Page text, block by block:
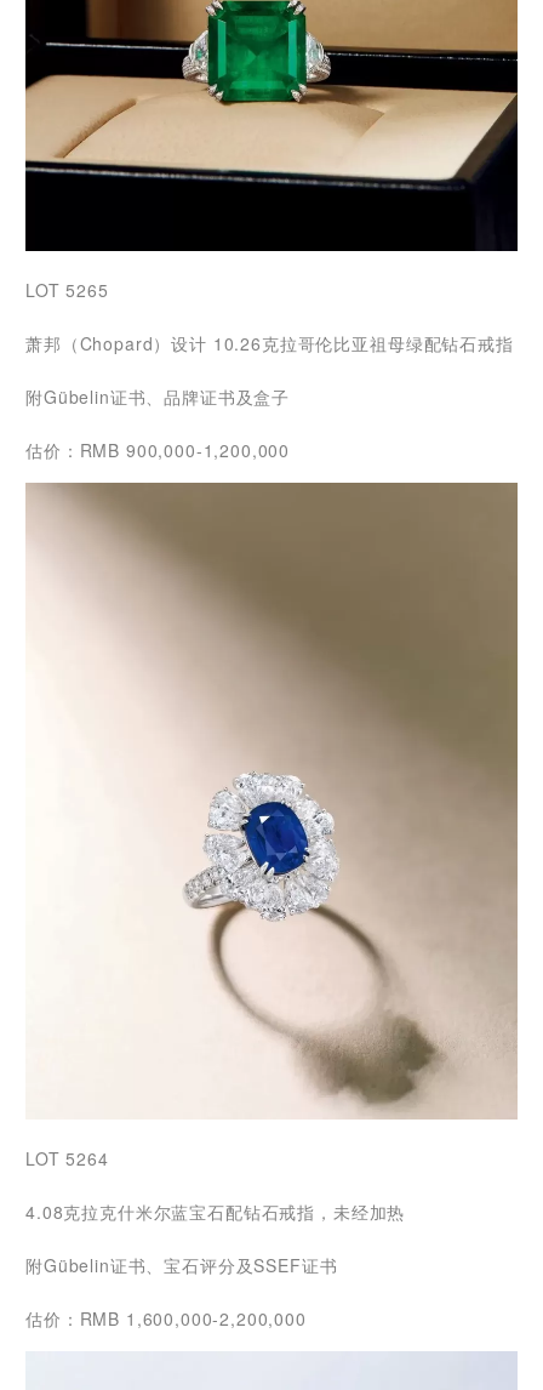
LOT 5265
萧邦（Chopard）设计 10.26克拉哥伦比亚祖母绿配钻石戒指
附Gübelin证书、品牌证书及盒子
估价：RMB 900,000-1,200,000
LOT 5264
4.08克拉克什米尔蓝宝石配钻石戒指，未经加热
附Gübelin证书、宝石评分及SSEF证书
估价：RMB 1,600,000-2,200,000